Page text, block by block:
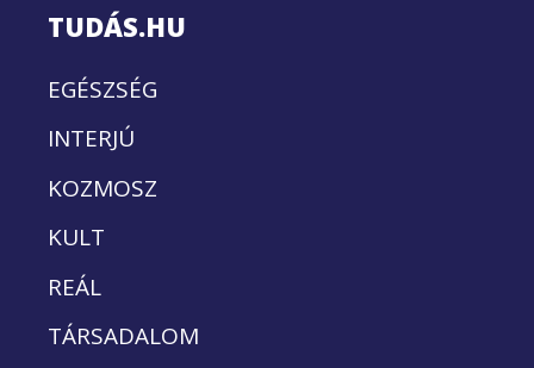
TUDÁS.HU
EGÉSZSÉG
INTERJÚ
KOZMOSZ
KULT
REÁL
TÁRSADALOM